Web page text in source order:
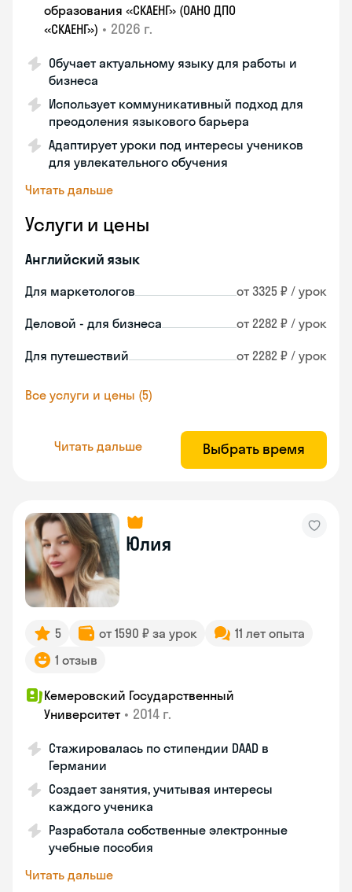
образования «СКАЕНГ» (ОАНО ДПО
«СКАЕНГ») • 2026 г.
Обучает актуальному языку для работы и
бизнеса
Использует коммуникативный подход для
преодоления языкового барьера
Адаптирует уроки под интересы учеников
для увлекательного обучения
Читать дальше
Услуги и цены
Английский язык
Для маркетологов от 3325 ₽ / урок
Деловой - для бизнеса от 2282 ₽ / урок
Для путешествий от 2282 ₽ / урок
Все услуги и цены (5)
Читать дальше Выбрать время
Юлия
5 от 1590 ₽ за урок
11 лет опыта
1 отзыв
Кемеровский Государственный
Университет • 2014 г.
Стажировалась по стипендии DAAD в
Германии
Создает занятия, учитывая интересы
каждого ученика
Разработала собственные электронные
учебные пособия
Читать дальше